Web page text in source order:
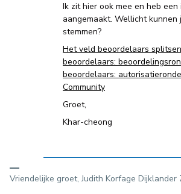
Ik zit hier ook mee en heb
aangemaakt. Wellicht kunnen
stemmen?
Het veld beoordelaars
beoordelaars:
beoordelaars:
Community
Groet,
Khar-cheong
Vriendelijke groet, Judith Korfage Dijklander